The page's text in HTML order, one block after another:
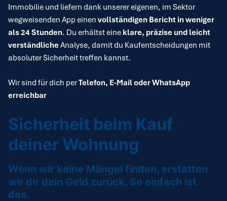
Immobilie und liefern dank unserer eigenen, im Sektor
wegweisenden App einen vollständigen Bericht in weniger
als 24 Stunden. Du erhältst eine klare, präzise und leicht
verständlicheAnalyse, damit du Kaufentscheidungen mit
absoluter Sicherheit treffen kannst.
Wir sind für dich perTelefon, E-Mail oder WhatsApp
erreichbar
Sicherheit beim Kauf
deiner Wohnung
Wenn wir keine Mängel finden, erstatten
wir dir dein Geld zurück. So einfach ist
das.